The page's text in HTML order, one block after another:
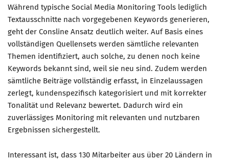
Während typische Social Media Monitoring Tools lediglich
Textausschnitte nach vorgegebenen Keywords generieren,
geht der Consline Ansatz deutlich weiter. Auf Basis eines
vollständigen Quellensets werden sämtliche relevanten
Themen identifiziert, auch solche, zu denen noch keine
Keywords bekannt sind, weil sie neu sind. Zudem werden
sämtliche Beiträge vollständig erfasst, in Einzelaussagen
zerlegt, kundenspezifisch kategorisiert und mit korrekter
Tonalität und Relevanz bewertet. Dadurch wird ein
zuverlässiges Monitoring mit relevanten und nutzbaren
Ergebnissen sichergestellt.
Interessant ist, dass 130 Mitarbeiter aus über 20 Ländern in